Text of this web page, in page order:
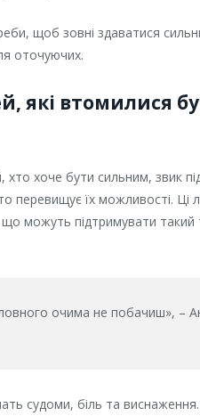
щоб зовні здаватися
оточуючих.
які втомилися
хто хоче бути сильним, звик
перевищує їх можливості.
можуть підтримувати такий
очима не побачиш», –
судоми, біль та виснаження.